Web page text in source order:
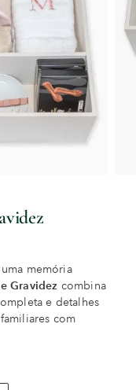
memória
Gravidez combina
e detalhes
com